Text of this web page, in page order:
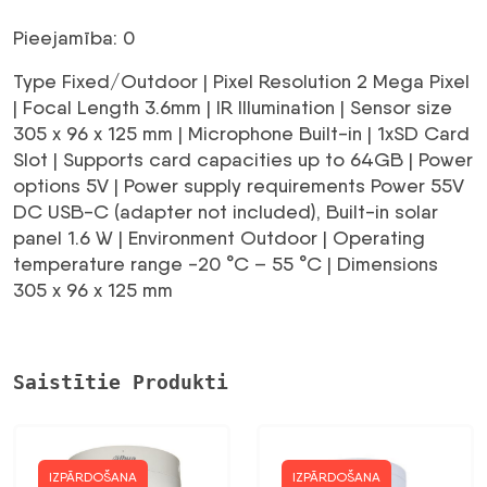
bija:
152,56 €.130,20 €.
Pieejamība: 0
Type Fixed/Outdoor | Pixel Resolution 2 Mega Pixel
| Focal Length 3.6mm | IR Illumination | Sensor size
305 x 96 x 125 mm | Microphone Built-in | 1xSD Card
Slot | Supports card capacities up to 64GB | Power
options 5V | Power supply requirements Power 55V
DC USB-C (adapter not included), Built-in solar
panel 1.6 W | Environment Outdoor | Operating
temperature range -20 °C – 55 °C | Dimensions
305 x 96 x 125 mm
Saistītie Produkti
IZPĀRDOŠANA IZPĀRDOŠANA